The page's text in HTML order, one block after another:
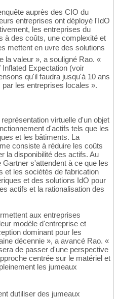
auprès des CIO du
entreprises ont déployé l'IdO
les entreprises du
à des coûts, une complexité et
mettent en uvre des solutions
la valeur », a souligné Rao. «
Expectation (voir
qu'il faudra jusqu'à 10 ans
les entreprises locales ».
virtuelle d'un objet
d'actifs tels que les
et les bâtiments. La
consiste à réduire les coûts
la disponibilité des actifs. Au
s'attendent à ce que les
et les sociétés de fabrication
et des solutions IdO pour
actifs et la rationalisation des
aux entreprises
modèle d'entreprise et
dominant pour les
décennie », a avancé Rao. «
de passer d'une perspective
centrée sur le matériel et
les jumeaux
dutiliser des jumeaux